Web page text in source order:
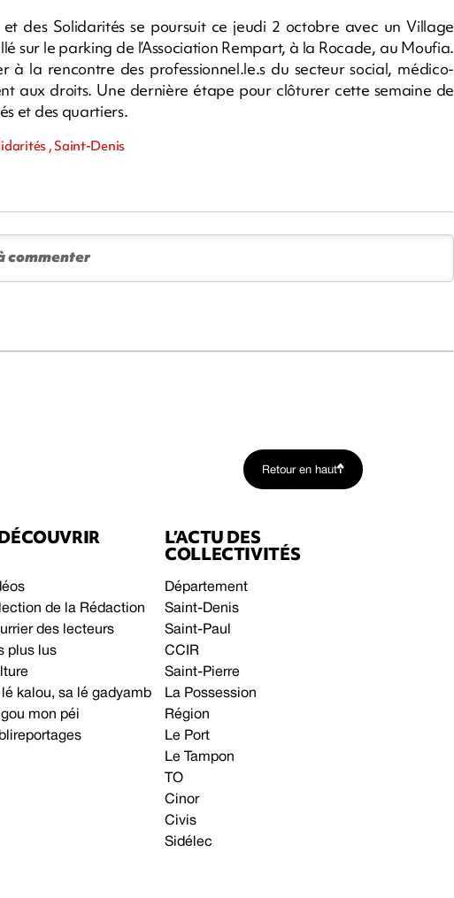
des Solidarités se poursuit ce jeudi 2 octobre avec un Village
sur le parking de l’Association Rempart, à la Rocade, au Moufia.
à la rencontre des professionnel.le.s du secteur social, médico-
aux droits. Une dernière étape pour clôturer cette semaine de
et des quartiers.
, Saint-Denis
Retour en haut
de la Rédaction
des lecteurs
plus lus
lé kalou, sa lé gadyamb
gou mon péi
L’ACTU DES
COLLECTIVITÉS
Département
Saint-Denis
Saint-Paul
CCIR
Saint-Pierre
La Possession
Région
Le Port
Le Tampon
TO
Cinor
Civis
Sidélec